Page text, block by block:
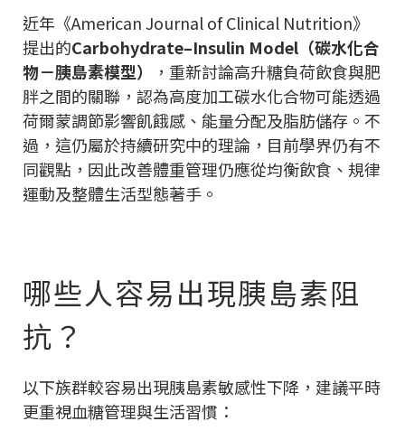
近年《American Journal of Clinical Nutrition》
提出的Carbohydrate–Insulin Model（碳水化合
物－胰島素模型）
，重新討論高升糖負荷飲食與肥
胖之間的關聯，認為高度加工碳水化合物可能透過
荷爾蒙調節影響飢餓感、能量分配及脂肪儲存。不
過，這仍屬於持續研究中的理論，目前學界仍有不
同觀點，因此改善體重管理仍應從均衡飲食、規律
運動及整體生活型態著手。
哪些人容易出現胰島素阻
抗？
以下族群較容易出現胰島素敏感性下降，建議平時
更重視血糖管理與生活習慣：